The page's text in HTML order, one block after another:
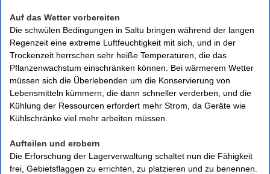
Auf das Wetter vorbereiten
Die schwülen Bedingungen in Saltu bringen während der langen
Regenzeit eine extreme Luftfeuchtigkeit mit sich, und in der
Trockenzeit herrschen sehr heiße Temperaturen, die das
Pflanzenwachstum einschränken können. Bei wärmerem Wetter
müssen sich die Überlebenden um die Konservierung von
Lebensmitteln kümmern, die dann schneller verderben, und die
Kühlung der Ressourcen erfordert mehr Strom, da Geräte wie
Kühlschränke viel mehr arbeiten müssen.
Aufteilen und erobern
Die Erforschung der Lagerverwaltung schaltet nun die Fähigkeit
frei, Gebietsflaggen zu errichten, zu platzieren und zu benennen.